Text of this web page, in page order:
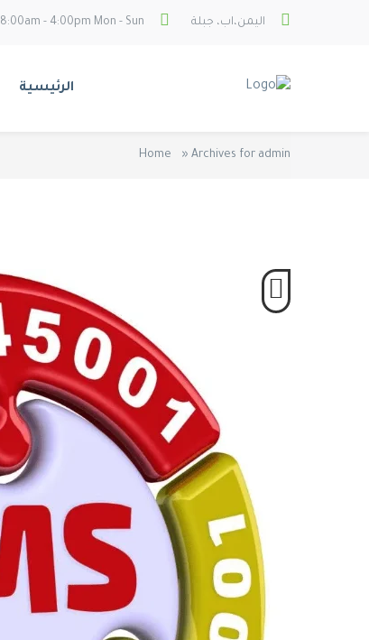
اليمن،اب، جبلة 8:00am - 4:00pm Mon - Sun
الرئيسية
Home » Archives for admin